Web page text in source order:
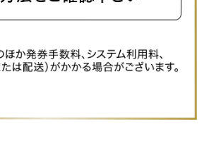
上、同意→購入の順にボタンを